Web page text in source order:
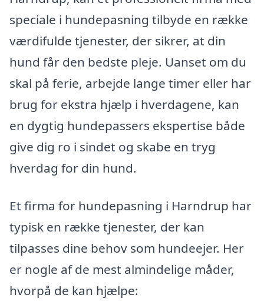
speciale i hundepasning tilbyde en række
værdifulde tjenester, der sikrer, at din
hund får den bedste pleje. Uanset om du
skal på ferie, arbejde lange timer eller har
brug for ekstra hjælp i hverdagene, kan
en dygtig hundepassers ekspertise både
give dig ro i sindet og skabe en tryg
hverdag for din hund.
Et firma for hundepasning i Harndrup har
typisk en række tjenester, der kan
tilpasses dine behov som hundeejer. Her
er nogle af de mest almindelige måder,
hvorpå de kan hjælpe: